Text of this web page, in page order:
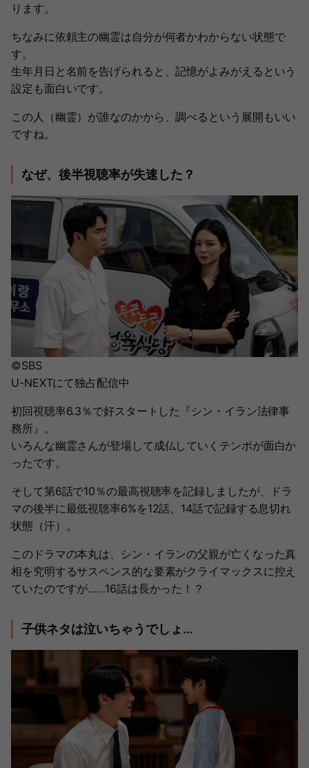
ります。
ちなみに依頼主の幽霊は自分が何者かわからない状態で
す。
生年月日と名前を告げられると、記憶がよみがえるという
設定も面白いです。
この人（幽霊）が誰なのかから、調べるという展開もいい
ですね。
なぜ、後半視聴率が失速した？
©SBS
U-NEXTにて独占配信中
初回視聴率6.3％で好スタートした『シン・イラン法律事
務所』。
いろんな幽霊さんが登場して成仏していくテンポが面白か
ったです。
そして第6話で10％の最高視聴率を記録しましたが、ドラ
マの後半に最低視聴率6%を12話、14話で記録する息切れ
状態（汗）。
このドラマの本丸は、シン・イランの父親が亡くなった真
相を究明するサスペンス的な要素がクライマックスに控え
ていたのですが……16話は長かった！？
子供ネタは泣いちゃうでしょ…